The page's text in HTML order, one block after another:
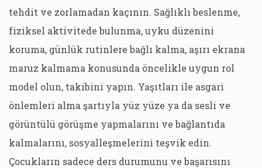
tehdit ve zorlamadan kaçının. Sağlıklı beslenme,
fiziksel aktivitede bulunma, uyku düzenini
koruma, günlük rutinlere bağlı kalma, aşırı ekrana
maruz kalmama konusunda öncelikle uygun rol
model olun, takibini yapın. Yaşıtları ile asgari
önlemleri alma şartıyla yüz yüze ya da sesli ve
görüntülü görüşme yapmalarını ve bağlantıda
kalmalarını, sosyalleşmelerini teşvik edin.
Çocukların sadece ders durumunu ve başarısını